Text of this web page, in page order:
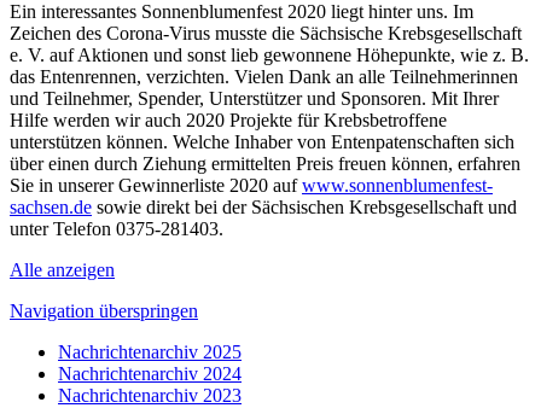
Ein interessantes Sonnenblumenfest 2020 liegt hinter uns. Im
Zeichen des Corona-Virus musste die Sächsische Krebsgesellschaft
e. V. auf Aktionen und sonst lieb gewonnene Höhepunkte, wie z. B.
das Entenrennen, verzichten. Vielen Dank an alle Teilnehmerinnen
und Teilnehmer, Spender, Unterstützer und Sponsoren. Mit Ihrer
Hilfe werden wir auch 2020 Projekte für Krebsbetroffene
unterstützen können. Welche Inhaber von Entenpatenschaften sich
über einen durch Ziehung ermittelten Preis freuen können, erfahren
Sie in unserer Gewinnerliste 2020 aufwww.sonnenblumenfest-
sachsen.de sowie direkt bei der Sächsischen Krebsgesellschaft und
unter Telefon 0375-281403.
Alle anzeigen
Navigation überspringen
Nachrichtenarchiv 2025
Nachrichtenarchiv 2024
Nachrichtenarchiv 2023